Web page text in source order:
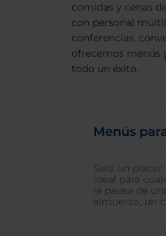
comidas y cenas
con personal
conferencias,
ofrecemos menús
todo un éxito.
Menús
Será un
ideal para
la pausa de
almuerzo, un